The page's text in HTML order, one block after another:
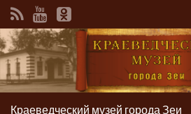
Краеведческий музей города Зеи